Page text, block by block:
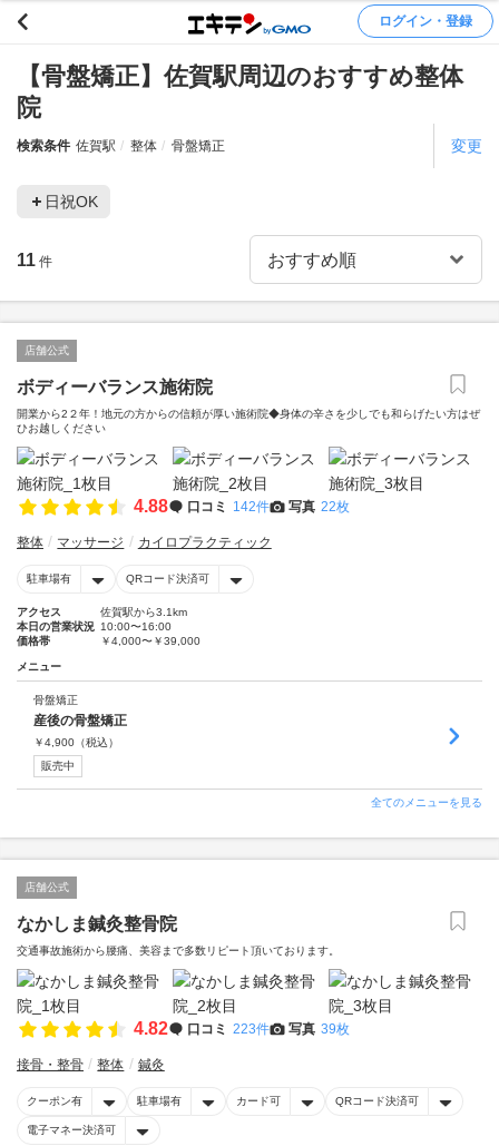
ログイン・登録
【骨盤矯正】佐賀駅周辺のおすすめ整体
院
検索条件 佐賀駅 整体 骨盤矯正 変更
日祝OK
11 件
店舗公式
ボディーバランス施術院
開業から2２年！地元の方からの信頼が厚い施術院◆身体の辛さを少しでも和らげたい方はぜ
ひお越しください
4.88 口コミ 142件 写真 22枚
整体 マッサージ カイロプラクティック
駐車場有 QRコード決済可
アクセス
佐賀駅から3.1km
本日の営業状況 10:00〜16:00
価格帯
￥4,000〜￥39,000
メニュー
骨盤矯正
産後の骨盤矯正
￥4,900 （税込）
販売中
全てのメニューを見る
店舗公式
なかしま鍼灸整骨院
交通事故施術から腰痛、美容まで多数リピート頂いております。
4.82 口コミ 223件 写真 39枚
接骨・整骨 整体 鍼灸
クーポン有 駐車場有 カード可 QRコード決済可
電子マネー決済可